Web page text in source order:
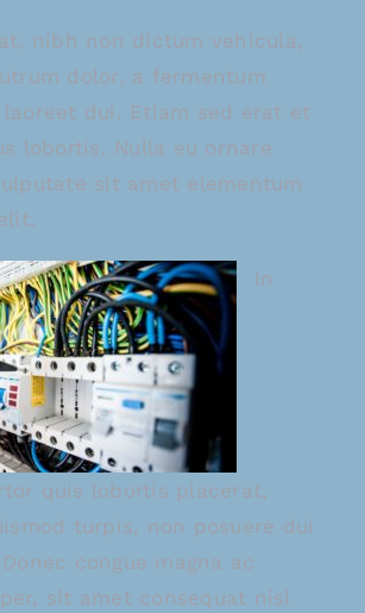
nibh non dictum vehicula,
dolor, a fermentum
dui. Etiam sed erat et
lobortis. Nulla eu ornare
sit amet elementum
In
quis lobortis placerat,
turpis, non posuere dui
congue magna ac
sit amet consequat nisl